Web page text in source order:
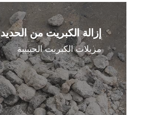
إزالة الكبريت من الحديد
مزيلات الكبريت الحبيبية